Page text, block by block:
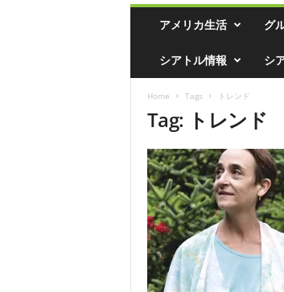
アメリカ生活 グ
シアトル情報 シ
Home Tags トレンド
Tag: トレンド